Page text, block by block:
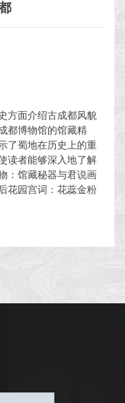
面介绍古成都风貌
都博物馆的馆藏精
了蜀地在历史上的重
读者能够深入地了解
：馆藏秘器与君说画
花园宫词：花蕊金粉